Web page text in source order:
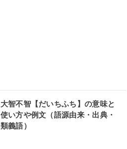
大智不智【だいちふち】の意味と
使い方や例文（語源由来・出典・
類義語）